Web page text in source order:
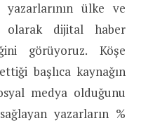
yazarlarının ülke ve
olarak dijital haber
görüyoruz. Köşe
başlıca kaynağın
medya olduğunu
yazarların %